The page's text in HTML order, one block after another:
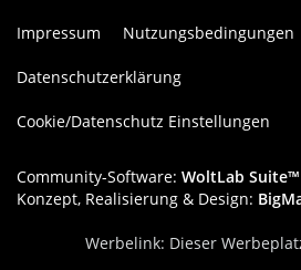
Impressum Nutzungsbedingungen
Datenschutzerklärung
Cookie/Datenschutz Einstellungen
Community-Software: WoltLab Suite™
Konzept, Realisierung & Design:
Werbelink: Dieser